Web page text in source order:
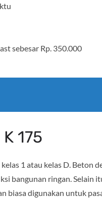
sebesar Rp. 350.000
175
1 atau kelas D. Beton
bangunan ringan. Selain
biasa digunakan untuk